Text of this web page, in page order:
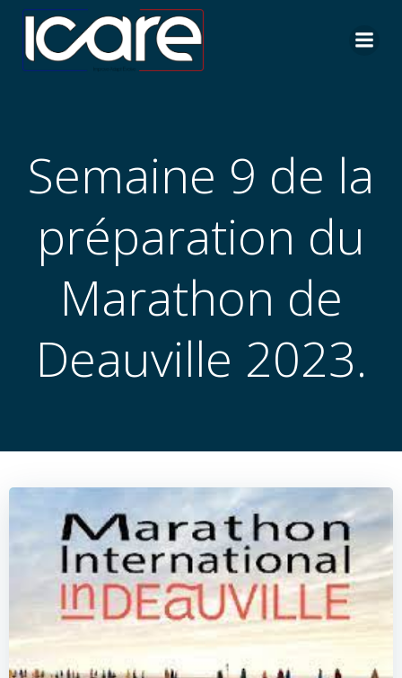
Aller
au
Semaine 9 de la
préparation du
Marathon de
Deauville 2023.